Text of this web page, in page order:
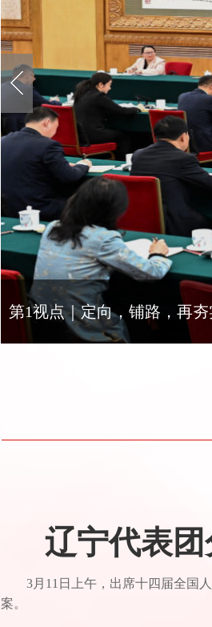
镜观·回响｜弘扬新时代雷锋
辽宁代表
3月11日上午，出席十四届全国
案。